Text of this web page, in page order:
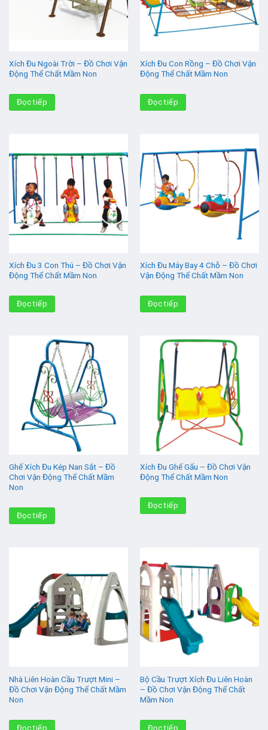
Xích Đu Ngoài Trời – Đồ Chơi Vận
Động Thể Chất Mầm Non
Đọc tiếp
Xích Đu Con Rồng – Đồ Chơi Vận
Động Thể Chất Mầm Non
Đọc tiếp
Xích Đu 3 Con Thú – Đồ Chơi Vận
Động Thể Chất Mầm Non
Đọc tiếp
Xích Đu Máy Bay 4 Chỗ – Đồ Chơi
Vận Động Thể Chất Mầm Non
Đọc tiếp
Ghế Xích Đu Kép Nan Sắt – Đồ
Chơi Vận Động Thể Chất Mầm
Non
Đọc tiếp
Xích Đu Ghế Gấu – Đồ Chơi Vận
Động Thể Chất Mầm Non
Đọc tiếp
Nhà Liên Hoàn Cầu Trượt Mini –
Đồ Chơi Vận Động Thể Chất Mầm
Non
Đọc tiếp
Bộ Cầu Trượt Xích Đu Liên Hoàn
– Đồ Chơi Vận Động Thể Chất
Mầm Non
Đọc tiếp